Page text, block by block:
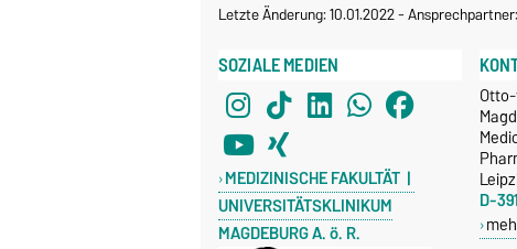
Letzte Änderung: 10.01.2022-Ansprechpartner:
SOZIALE MEDIEN
MEDIZINISCHE FAKULTÄT |
UNIVERSITÄTSKLINIKUM
MAGDEBURG A. ö. R.
D-